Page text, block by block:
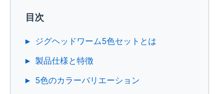
目次
ジグヘッドワーム5色セットとは
製品仕様と特徴
5色のカラーバリエーション